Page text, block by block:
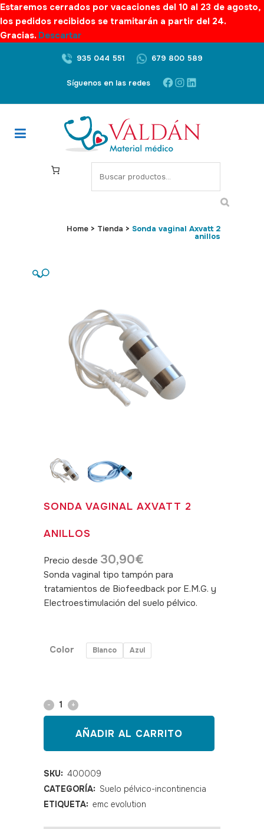
Estaremos cerrados por vacaciones del 10 al 23 de agosto,
los pedidos recibidos se tramitarán a partir del 24.
Gracias. Descartar
935 044 551 679 800 589
Síguenos en las redes Facebook
Instagram
LinkedIn
S
e
c
Home > Tienda > Sonda vaginal Axvatt 2
anillos
🔍
SONDA VAGINAL AXVATT 2
ANILLOS
Precio desde 30,90€
Sonda vaginal tipo tampón para
tratamientos de Biofeedback por E.M.G. y
Electroestimulación del suelo pélvico.
Color Blanco Azul
Sonda
Axvatt
2
anillos
AÑADIR AL CARRITO
SKU: 400009
CATEGORÍA: Suelo pélvico-incontinencia
ETIQUETA: emc evolution